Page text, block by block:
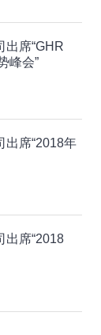
出席“GHR
峰会”
出席“2018年
出席“2018